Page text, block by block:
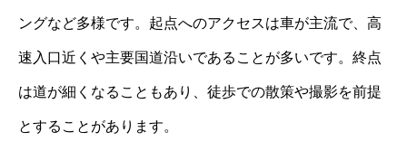
ングなど多様です。起点へのアクセスは車が主流で、高
速入口近くや主要国道沿いであることが多いです。終点
は道が細くなることもあり、徒歩での散策や撮影を前提
とすることがあります。